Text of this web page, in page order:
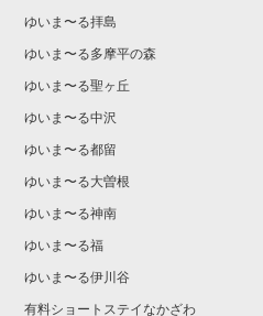
ゆいま〜る拝島
ゆいま〜る多摩平の森
ゆいま〜る聖ヶ丘
ゆいま〜る中沢
ゆいま〜る都留
ゆいま〜る大曽根
ゆいま〜る神南
ゆいま〜る福
ゆいま〜る伊川谷
有料ショートステイなかざわ